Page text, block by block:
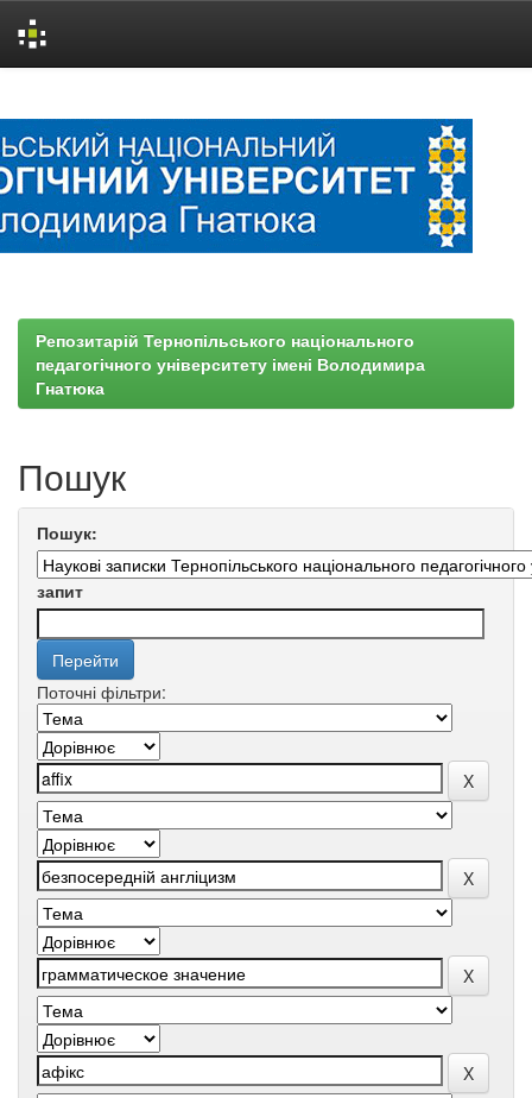
Репозитарій Тернопільського національного
педагогічного університету імені Володимира
Гнатюка
Пошук
Пошук:
запит
Поточні фільтри: